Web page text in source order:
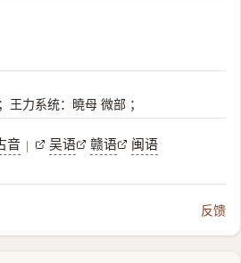
王力系统：曉母 微部 ；
音 | 吴语 赣语 闽语
反馈